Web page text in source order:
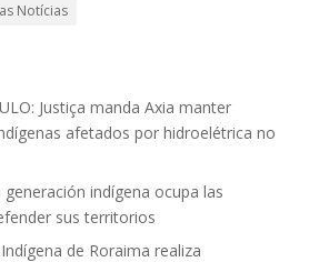
Notícias
Justiça manda Axia manter
afetados por hidroelétrica no
generación indígena ocupa las
sus territorios
de Roraima realiza